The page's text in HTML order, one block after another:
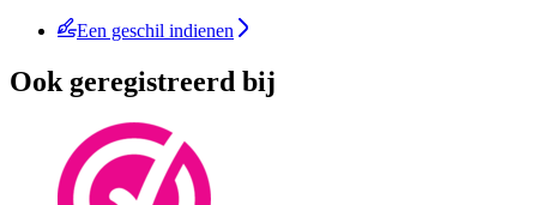
Een geschil indienen
Ook geregistreerd bij